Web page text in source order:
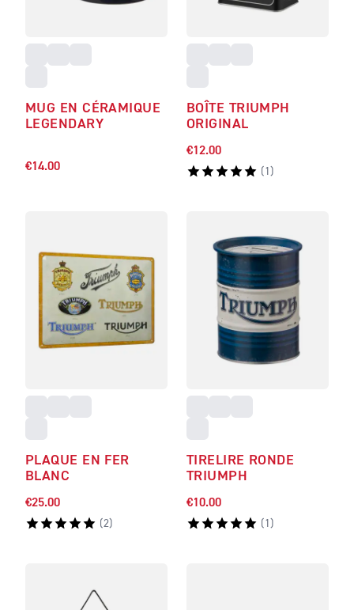
MUG EN CÉRAMIQUE
LEGENDARY
€14.00
BOÎTE TRIUMPH
ORIGINAL
€12.00
( 1 )
PLAQUE EN FER
BLANC
€25.00
(2)
TIRELIRE RONDE
TRIUMPH
€10.00
( 1 )